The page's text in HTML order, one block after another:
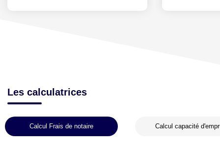
Les calculatrices
Calcul Frais de notaire Calcul capacité